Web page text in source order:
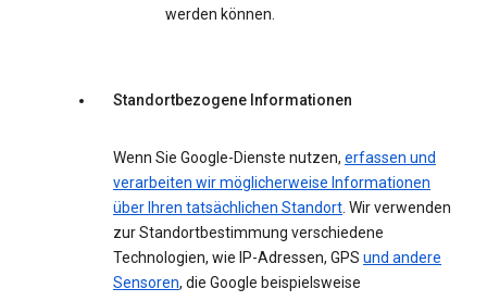
werden können.
Standortbezogene Informationen
Wenn Sie Google-Dienste nutzen, erfassen und
verarbeiten wir möglicherweise Informationen
über Ihren tatsächlichen Standort. Wir verwenden
zur Standortbestimmung verschiedene
Technologien, wie IP-Adressen, GPS und andere
Sensoren, die Google beispielsweise